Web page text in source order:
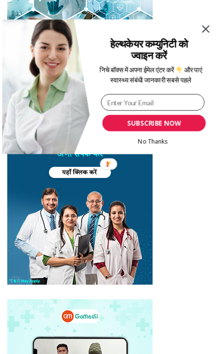
SUBSCRIBE NOW
हेल्थकेयर कम्युनिटी को
ज्वाइन करें
निचे बॉक्स में अपना ईमेल एंटर करें
और पाएं
स्वास्थ्य संबंधी जानकारी सबसे पहले
No Thanks